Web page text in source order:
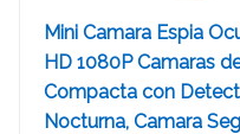
Mini Camara Espia
HD 1080P Camaras
Compacta con
Nocturna, Camara